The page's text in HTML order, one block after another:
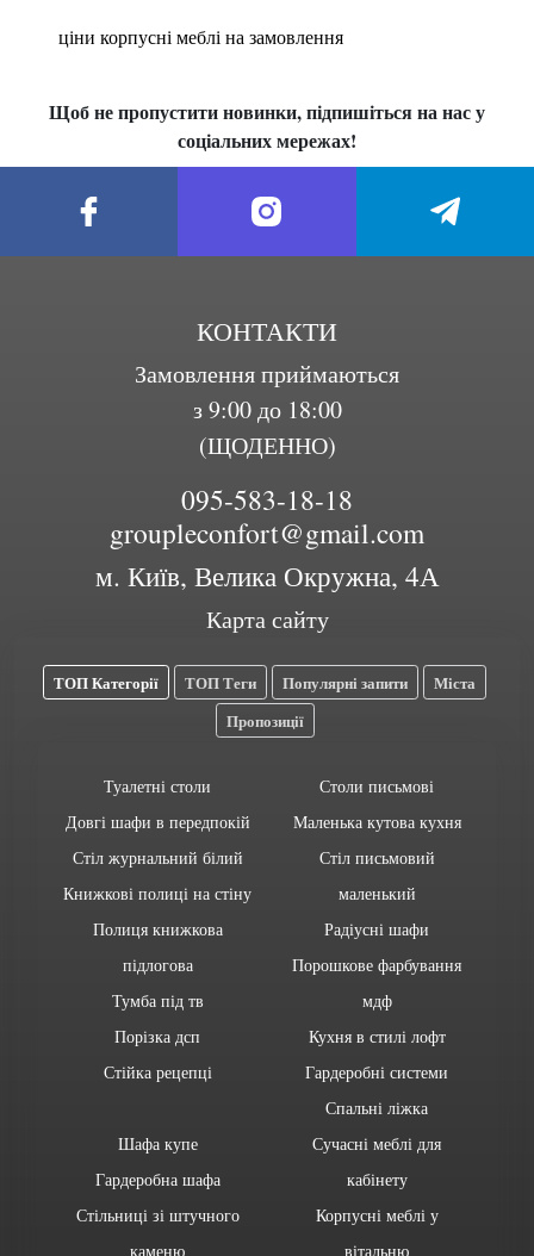
ціни корпусні меблі на замовлення
Щоб не пропустити новинки, підпишіться на нас у
соціальних мережах!
КОНТАКТИ
Замовлення приймаються
з 9:00 до 18:00
(ЩОДЕННО)
095-583-18-18
groupleconfort@gmail.com
м. Київ, Велика Окружна, 4А
Карта сайту
ТОП Категорії ТОП Теги Популярні запити
Міста
Пропозиції
Туалетні столи
Довгі шафи в передпокій
Стіл журнальний білий
Книжкові полиці на стіну
Полиця книжкова
підлогова
Тумба під тв
Порізка дсп
Стійка рецепці
Столи письмові
Маленька кутова кухня
Стіл письмовий
маленький
Радіусні шафи
Порошкове фарбування
мдф
Кухня в стилі лофт
Гардеробні системи
Спальні ліжка
Шафа купе
Гардеробна шафа
Стільниці зі штучного
каменю
Сучасні меблі для
кабінету
Корпусні меблі у
вітальню